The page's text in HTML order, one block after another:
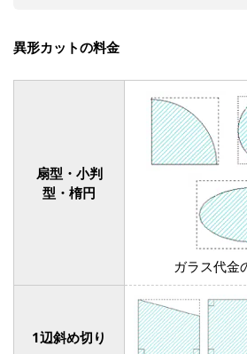
異形カットの料金
扇型・小判
型・楕円
ガラス代金
1辺斜め切り